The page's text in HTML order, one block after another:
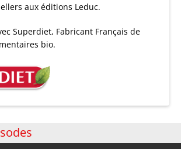
aux éditions Leduc.
Superdiet, Fabricant Français de
bio.